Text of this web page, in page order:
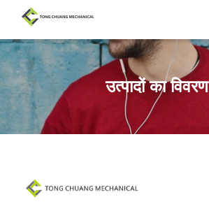
उत्पादों का विवरण